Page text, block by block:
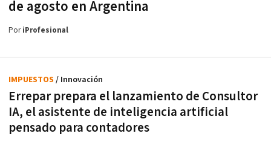
de agosto en Argentina
PoriProfesional
Errepar prepara el lanzamiento de Consultor
IA, el asistente de inteligencia artificial
pensado para contadores
IMPUESTOS / Innovación